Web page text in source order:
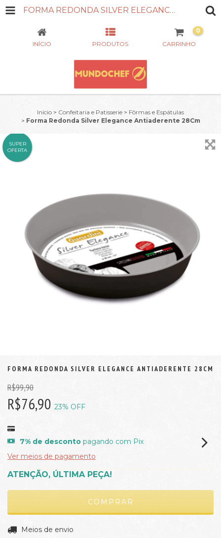
FORMA REDONDA SILVER ELEGANCE ANTIADERENTE 28CM
INÍCIO PRODUTOS CARRINHO
0
Início > Confeitaria e Patisserie > Fôrmas e Espátulas
> Forma Redonda Silver Elegance Antiaderente 28Cm
SUPER
OFERTA
FORMA REDONDA SILVER ELEGANCE ANTIADERENTE 28CM
R$99,90
R$76,90 23% OFF
7% de desconto pagando com Pix
Ver meios de pagamento
ATENÇÃO, ÚLTIMA PEÇA!
Entregas para o CEP:
Meios de envio